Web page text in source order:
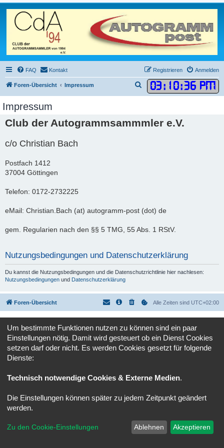
FAQ Kontakt Anmelden
Registrieren
Foren-Übersicht Impressum 03: 10:36 PM
u
h
Impressum
Club der Autogrammsammmler e.V.
c/o Christian Bach
Postfach 1412
37004 Göttingen
Telefon: 0172-2732225
eMail: Christian.Bach (at) autogramm-post (dot) de
gem. Regularien nach den §§ 5 TMG, 55 Abs. 1 RStV.
Nutzungsbedingungen und Datenschutzerklärung
Du kannst die Nutzungsbedingungen und die Datenschutzrichtlinie hier nachlesen:
Nutzungsbedingungen und Datenschutzerklärung
Foren-Übersicht Alle Zeiten sind UTC+02:00
Deutsche Übersetzung durchphpBB.de
Datenschutz|Nutzungsbedingungen
Um bestimmte Funktionen nutzen zu können sind ein paar
Einstellungen nötig. Damit wird gesteuert ob ein Dienst Cookies
setzen darf oder nicht. Es werden Cookies gesetzt für folgende
Dienste:
Technisch notwendige Cookies & Externe Medien.
Die Einstellungen können später zu jedem Zeitpunkt geändert
werden.
Zu den Cookie-Einstellungen Ablehnen Akzeptieren